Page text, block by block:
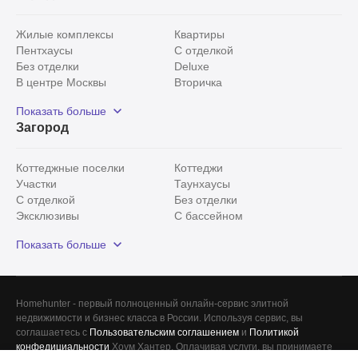
Жилые комплексы
Квартиры
Пентхаусы
С отделкой
Без отделки
Deluxe
В центре Москвы
Вторичка
Рядом с парком
С панорамными окнами
Показать больше
Загород
Коттеджные поселки
Коттеджи
Участки
Таунхаусы
С отделкой
Без отделки
Эксклюзивы
С бассейном
Красногорский район
Показать больше
Homehunter - первый полноценный онлайн-сервис элитной
недвижимости и бизнес класса в России. Используя сервис, вы
соглашаетесь с Пользовательским соглашением и Политикой
конфедициальности Хоум Хантер. Оплачивая услуги, вы принимаете
Вчера
За неделю 0